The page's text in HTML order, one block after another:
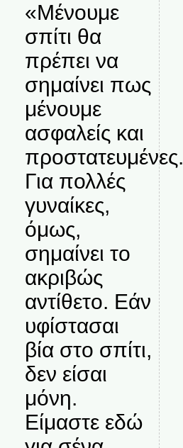
«Μένουμε
σπίτι θα
πρέπει να
σημαίνει πως
μένουμε
ασφαλείς και
προστατευμένες.
Για πολλές
γυναίκες,
όμως,
σημαίνει το
ακριβώς
αντίθετο. Εάν
υφίστασαι
βία στο σπίτι,
δεν είσαι
μόνη.
Είμαστε εδώ